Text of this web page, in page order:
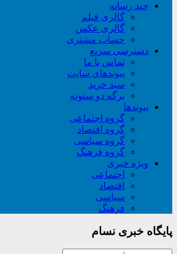
چند رسانه
گالری فیلم
گالری عکس
حساب مشتری
دسترسی سریع
تماس با ما
پیوندهای سایت
سبد خريد
برگه دو ستونه
پیوندها
گروه اجتماعی
گروه اقتصاد
گروه سیاسی
گروه فرهنگ
ویژه خبری
اجتماعی
اقتصاد
سیاسی
فرهنگ
پایگاه خبری نسام